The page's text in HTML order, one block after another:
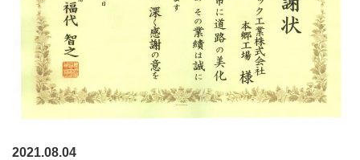
2021.08.04